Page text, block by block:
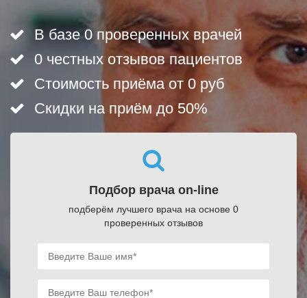
В базе 0 проверенных врачей
0 честных отзывов пациентов
Стоимость приёма от 0 руб
Скидки на приём до 50%
Подбор врача on-line
подберём лучшего врача на основе 0
проверенных отзывов